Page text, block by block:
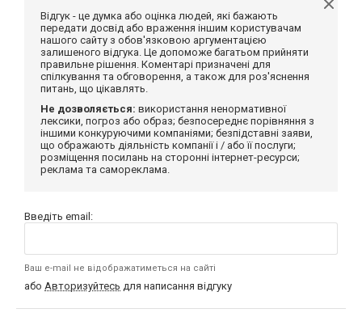
Відгук - це думка або оцінка людей, які бажають
передати досвід або враження іншим користувачам
нашого сайту з обов'язковою аргументацією
залишеного відгука. Це допоможе багатьом прийняти
правильне рішення. Коментарі призначені для
спілкування та обговорення, а також для роз'яснення
питань, що цікавлять.
Не дозволяється: використання ненормативної
лексики, погроз або образ; безпосереднє порівняння з
іншими конкуруючими компаніями; безпідставні заяви,
що ображають діяльність компанії і / або її послуги;
розміщення посилань на сторонні інтернет-ресурси;
реклама та самореклама.
Введіть email:
Ваш e-mail не відображатиметься на сайті
або Авторизуйтесь для написання відгуку